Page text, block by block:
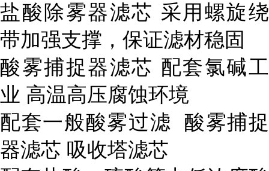
盐酸除雾器滤芯 采用螺旋绕
带加强支撑，保证滤材稳固
酸雾捕捉器滤芯 配套氯碱工
业 高温高压腐蚀环境
配套一般酸雾过滤 酸雾捕捉
器滤芯 吸收塔滤芯